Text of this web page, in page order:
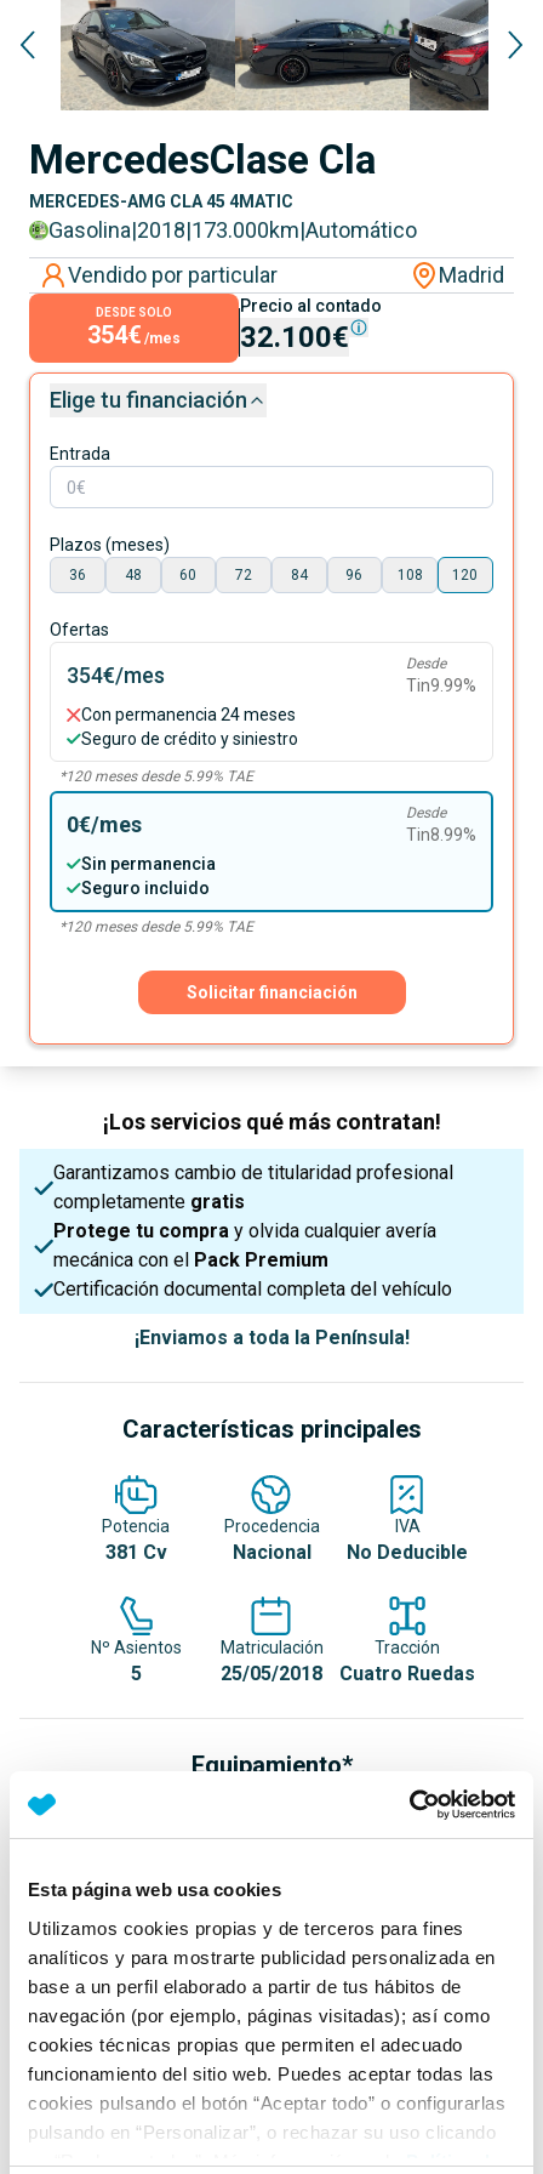
Esta página web usa cookies
Utilizamos cookies propias y de terceros para fines
analíticos y para mostrarte publicidad personalizada en
base a un perfil elaborado a partir de tus hábitos de
navegación (por ejemplo, páginas visitadas); así como
cookies técnicas propias que permiten el adecuado
funcionamiento del sitio web. Puedes aceptar todas las
cookies pulsando el botón “Aceptar todo” o configurarlas
pulsando en “Personalizar”, o rechazar su uso clicando
en “Rechazar todas”. Más información en laPolítica de
MercedesClase Cla
MERCEDES-AMG CLA 45 4MATIC
Gasolina|2018|173.000km|Automático
Vendido por particular
Madrid
DESDE SOLO
354€ /mes
Precio al contado
32.100€
Elige tu financiación
Entrada
Plazos (meses)
36 48 60 72 84 96 108 120
Ofertas
354€/mes Desde
Tin9.99%
Con permanencia 24 meses
Seguro de crédito y siniestro
*120meses desde 5.99% TAE
0€/mes Desde
Tin8.99%
Sin permanencia
Seguro incluido
*120meses desde 5.99% TAE
Solicitar financiación
¡Los servicios qué más contratan!
Garantizamos cambio de titularidad profesional
completamente gratis
Protege tu compra y olvida cualquier avería
mecánica con el Pack Premium
Certificación documental completa del vehículo
¡Enviamos a toda la Península!
Características principales
Potencia
381 Cv
Procedencia
Nacional
IVA
No Deducible
Nº Asientos
5
Matriculación
25/05/2018
Tracción
Cuatro Ruedas
Equipamiento*
Detalles destacados
Grupos ópticos traseros con tecnología LED
+ Ver todos
Ficha técnica
Exterior